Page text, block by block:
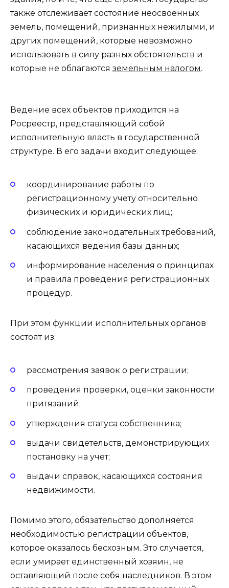
также отслеживает состояние неосвоенных
земель, помещений, признанных нежилыми, и
других помещений, которые невозможно
использовать в силу разных обстоятельств и
которые не облагаются земельным налогом.
Ведение всех объектов приходится на
Росреестр, представляющий собой
исполнительную власть в государственной
структуре. В его задачи входит следующее:
координирование работы по
регистрационному учету относительно
физических и юридических лиц;
соблюдение законодательных требований,
касающихся ведения базы данных;
информирование населения о принципах
и правила проведения регистрационных
процедур.
При этом функции исполнительных органов
состоят из:
рассмотрения заявок о регистрации;
проведения проверки, оценки законности
притязаний;
утверждения статуса собственника;
выдачи свидетельств, демонстрирующих
постановку на учет;
выдачи справок, касающихся состояния
недвижимости.
Помимо этого, обязательство дополняется
необходимостью регистрации объектов,
которое оказалось бесхозным. Это случается,
если умирает единственный хозяин, не
оставляющий после себя наследников. В этом